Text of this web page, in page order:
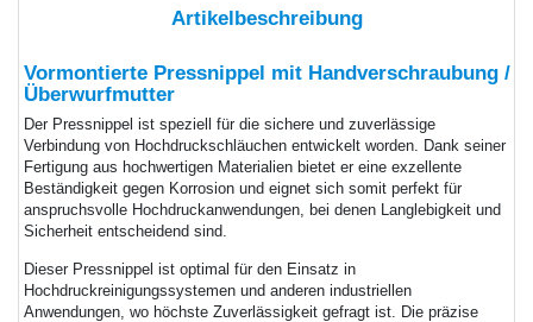
Artikelbeschreibung
Vormontierte Pressnippel mit Handverschraubung /
Überwurfmutter
Der Pressnippel ist speziell für die sichere und zuverlässige
Verbindung von Hochdruckschläuchen entwickelt worden. Dank seiner
Fertigung aus hochwertigen Materialien bietet er eine exzellente
Beständigkeit gegen Korrosion und eignet sich somit perfekt für
anspruchsvolle Hochdruckanwendungen, bei denen Langlebigkeit und
Sicherheit entscheidend sind.
Dieser Pressnippel ist optimal für den Einsatz in
Hochdruckreinigungssystemen und anderen industriellen
Anwendungen, wo höchste Zuverlässigkeit gefragt ist. Die präzise